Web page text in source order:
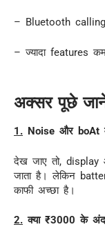
– Bluetooth
– ज्यादा features
अक्सर पूछे
1. Noise और boAt
देख जाए तो, display
जाता है। लेकिन
काफी अच्छा है।
2. क्या ₹3000 के